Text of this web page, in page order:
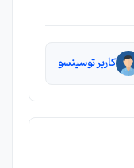
کاربر توسینسو